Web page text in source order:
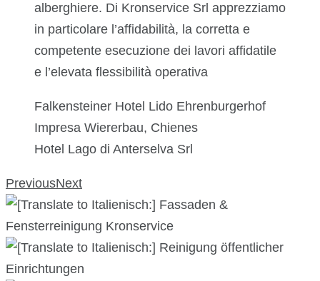
alberghiere. Di Kronservice Srl apprezziamo
in particolare l’affidabilità, la corretta e
competente esecuzione dei lavori affidatile
e l’elevata flessibilità operativa
Falkensteiner Hotel Lido Ehrenburgerhof
Impresa Wiererbau, Chienes
Hotel Lago di Anterselva Srl
PreviousNext